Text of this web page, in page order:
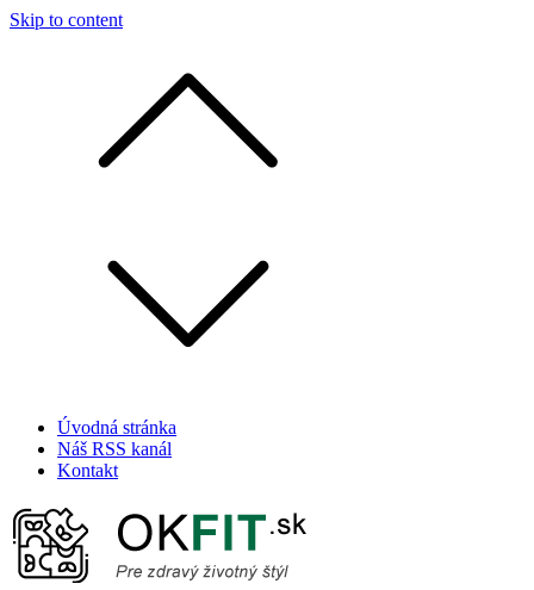
Skip to content
Úvodná stránka
Náš RSS kanál
Kontakt